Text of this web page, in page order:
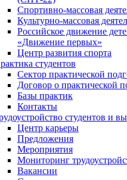
Спортивно-массовая
Культурно-массовая
Российское движение
«Движение первых»
Центр развития спорта
студентов
Сектор практической
Договор о практической
Базы практик
Контакты
студентов и
Центр карьеры
Предложения
Мероприятия
Мониторинг
Вакансии